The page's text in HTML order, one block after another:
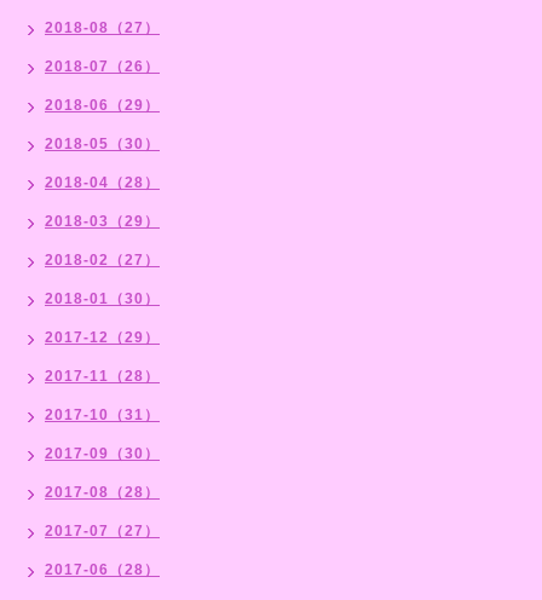
2018-08（27）
2018-07（26）
2018-06（29）
2018-05（30）
2018-04（28）
2018-03（29）
2018-02（27）
2018-01（30）
2017-12（29）
2017-11（28）
2017-10（31）
2017-09（30）
2017-08（28）
2017-07（27）
2017-06（28）